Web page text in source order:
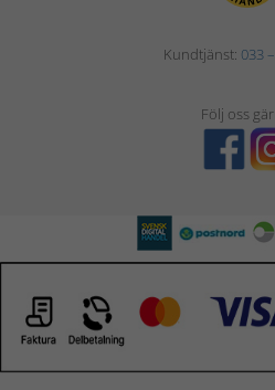
Kundtjänst: 033
Följ oss